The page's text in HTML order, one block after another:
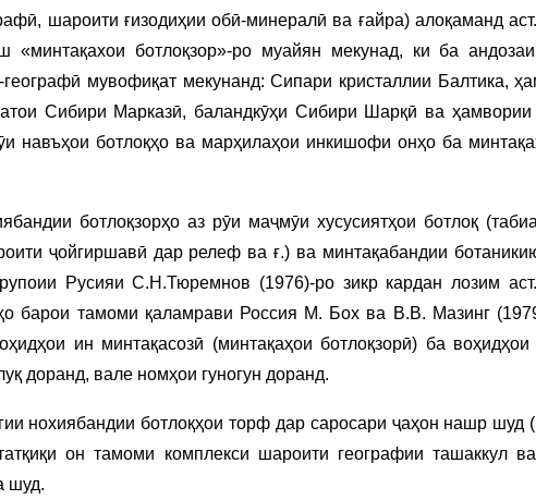
шароити ғизодиҳии обӣ-минералӣ ва ғайра) алоқаманд
«минтақахои ботлоқзор»-ро муайян мекунад, ки ба
географӣ мувофиқат мекунанд: Сипари кристаллии Балтика,
Сибири Марказӣ, баландкӯҳи Сибири Шарқӣ ва
навъҳои ботлоқҳо ва марҳилаҳои инкишофи онҳо ба
ботлоқзорҳо аз рӯи маҷмӯи хусусиятҳои ботлоқ
ҷойгиршавӣ дар релеф ва ғ.) ва минтақабандии
Русияи С.Н.Тюремнов (1976)-ро зикр кардан лозим
барои тамоми қаламрави Россия М. Бох ва В.В. Мазинг
ин минтақасозӣ (минтақаҳои ботлоқзорӣ) ба воҳидҳои
доранд, вале номҳои гуногун доранд.
нохиябандии ботлоқҳои торф дар саросари ҷаҳон нашр шуд
он тамоми комплекси шароити географии ташаккул ва
шуд.